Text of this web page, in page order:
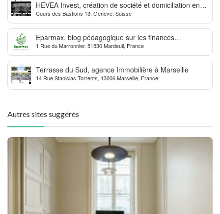
HEVEA Invest, création de société et domiciliation en
Suisse
Cours des Bastions 13, Genève, Suisse
Eparmax, blog pédagogique sur les finances
personnelles
1 Rue du Marronnier, 51530 Mardeuil, France
Terrasse du Sud, agence Immobilière à Marseille
14 Rue Stanislas Torrents, 13006 Marseille, France
Autres sites suggérés